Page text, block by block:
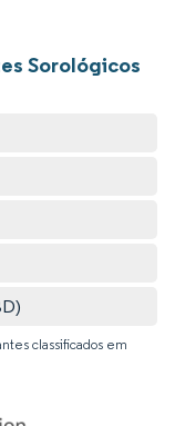
Sorológicos
classificados em